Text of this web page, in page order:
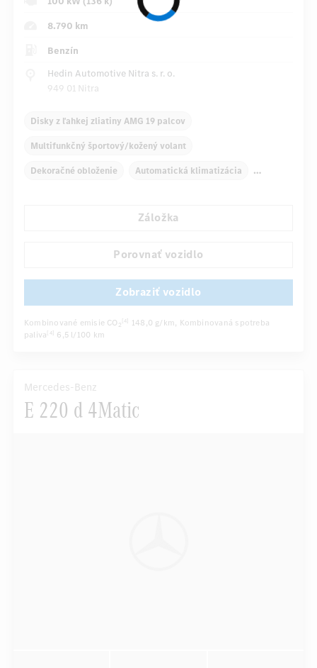
8.790 km
Benzín
Hedin Automotive Nitra s. r. o.
949 01 Nitra
Disky z ľahkej zliatiny AMG 19 palcov
Multifunkčný športový/kožený volant
Dekoračné obloženie Automatická klimatizácia
Priame riadenie
Záložka
Porovnať vozidlo
Zobraziť vozidlo
Kombinované emisie CO 2 [4] 148,0 g/km, Kombinovaná spotreba
paliva
[4] 6,5 l/100 km
Mercedes-Benz
E 220 d 4Matic